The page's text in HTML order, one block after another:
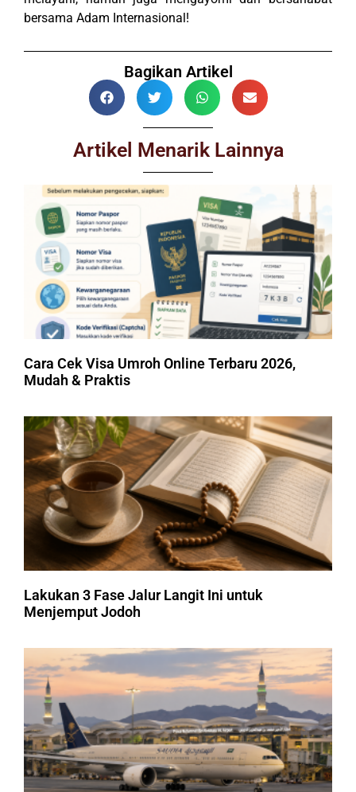
bersama Adam Internasional!
Bagikan Artikel
Artikel Menarik Lainnya
Cara Cek Visa Umroh Online Terbaru 2026,
Mudah & Praktis
Lakukan 3 Fase Jalur Langit Ini untuk
Menjemput Jodoh